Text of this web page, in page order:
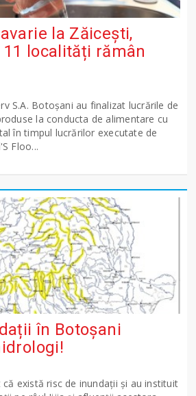
la Zăicești,
localități rămân
S.A. Botoșani au finalizat lucrările de
la conducta de alimentare cu
în timpul lucrărilor executate de
Floo...
în Botoșani
există risc de inundații și au instituit